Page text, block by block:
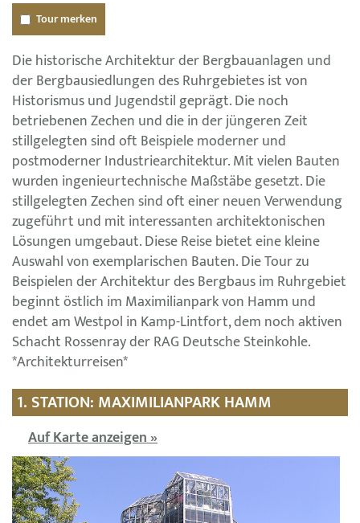
Tour merken
Die historische Architektur der Bergbauanlagen und
der Bergbausiedlungen des Ruhrgebietes ist von
Historismus und Jugendstil geprägt. Die noch
betriebenen Zechen und die in der jüngeren Zeit
stillgelegten sind oft Beispiele moderner und
postmoderner Industriearchitektur. Mit vielen Bauten
wurden ingenieurtechnische Maßstäbe gesetzt. Die
stillgelegten Zechen sind oft einer neuen Verwendung
zugeführt und mit interessanten architektonischen
Lösungen umgebaut. Diese Reise bietet eine kleine
Auswahl von exemplarischen Bauten. Die Tour zu
Beispielen der Architektur des Bergbaus im Ruhrgebiet
beginnt östlich im Maximilianpark von Hamm und
endet am Westpol in Kamp-Lintfort, dem noch aktiven
Schacht Rossenray der RAG Deutsche Steinkohle.
*Architekturreisen*
1. STATION: MAXIMILIANPARK HAMM
Auf Karte anzeigen »